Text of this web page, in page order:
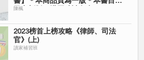
已出新版＊購買時請留意＊
陳楓
2023榜首上榜攻略《律師、司法
官》(上)
讀家補習班